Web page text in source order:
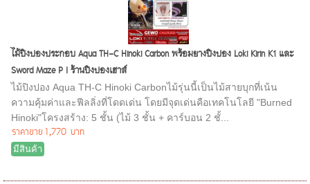
ไม้ปิงปองประกอบ Aqua TH-C Hinoki Carbon พร้อมยางปิงปอง Loki Kirin K1 และ
Sword Maze P I ร้านปิงปองเฮาส์
ไม้ปิงปอง Aqua TH-C Hinoki Carbonไม้รุ่นนี้เป็นไม้สายบุกที่เน้น
ความคุ้มค่าและฟีลลิ่งที่โดดเด่น โดยมีจุดเด่นคือเทคโนโลยี "Burned
Hinoki"โครงสร้าง: 5 ชั้น (ไม้ 3 ชั้น + คาร์บอน 2 ชั้...
ราคาขาย 1,770 บาท
มีสินค้า